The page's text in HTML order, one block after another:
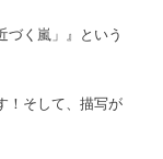
づく嵐」』という
！そして、描写が